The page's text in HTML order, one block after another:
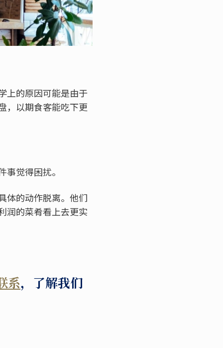
上的原因可能是由于
，以期食客能吃下更
觉得困扰。
体的动作脱离。他们
润的菜肴看上去更实
系，了解我们